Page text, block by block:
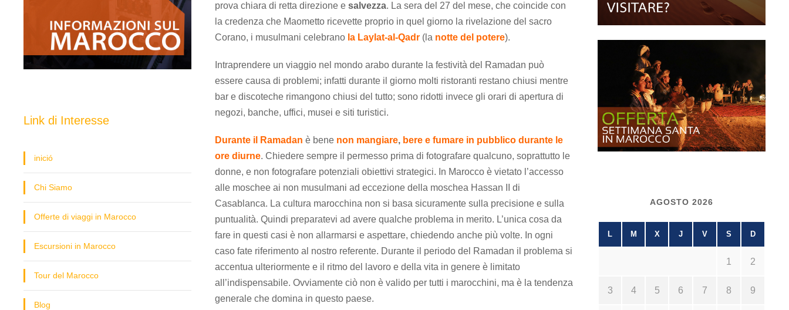
prova chiara di retta direzione e salvezza. La sera del 27 del mese, che coincide con
la credenza che Maometto ricevette proprio in quel giorno la rivelazione del sacro
Corano, i musulmani celebrano la Laylat-al-Qadr (la notte del potere).
Intraprendere un viaggio nel mondo arabo durante la festività del Ramadan può
essere causa di problemi; infatti durante il giorno molti ristoranti restano chiusi mentre
bar e discoteche rimangono chiusi del tutto; sono ridotti invece gli orari di apertura di
negozi, banche, uffici, musei e siti turistici.
Durante il Ramadan è bene non mangiare, bere e fumare in pubblico durante le
ore diurne. Chiedere sempre il permesso prima di fotografare qualcuno, soprattutto le
donne, e non fotografare potenziali obiettivi strategici. In Marocco è vietato l’accesso
alle moschee ai non musulmani ad eccezione della moschea Hassan II di
Casablanca. La cultura marocchina non si basa sicuramente sulla precisione e sulla
puntualità. Quindi preparatevi ad avere qualche problema in merito. L’unica cosa da
fare in questi casi è non allarmarsi e aspettare, chiedendo anche più volte. In ogni
caso fate riferimento al nostro referente. Durante il periodo del Ramadan il problema si
accentua ulteriormente e il ritmo del lavoro e della vita in genere è limitato
all’indispensabile. Ovviamente ciò non è valido per tutti i marocchini, ma è la tendenza
generale che domina in questo paese.
Link di Interesse
inició
Chi Siamo
Offerte di viaggi in Marocco
Escursioni in Marocco
Tour del Marocco
Blog
AGOSTO 2026
L M X J V S D
1 2
3 4 5 6 7 8 9